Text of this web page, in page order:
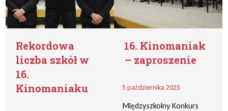
Rekordowa
liczba szkół w
16.
Kinomaniaku
16. Kinomaniak
– zaproszenie
5 października 2025
Międzyszkolny Konkurs